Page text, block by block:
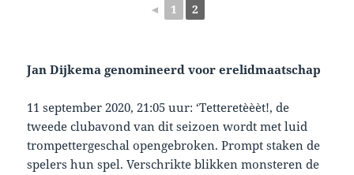
◄ 1 2
Jan Dijkema genomineerd voor erelidmaatschap
11 september 2020, 21:05 uur: ‘Tetteretèèèt!, de
tweede clubavond van dit seizoen wordt met luid
trompettergeschal opengebroken. Prompt staken de
spelers hun spel. Verschrikte blikken monsteren de